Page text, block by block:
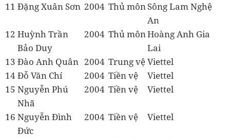
11 Đặng Xuân Sơn 2004 Thủ mônSông Lam Nghệ
An
12 Huỳnh Trần
Bảo Duy
2004 Thủ mônHoàng Anh Gia
Lai
13 Đào Anh Quân 2004 Trung vệViettel
14Đỗ Văn Chí 2004 Tiền vệ
Viettel
15 Nguyễn Phú
Nhã
2004 Tiền vệ Viettel
16 Nguyễn Đình
Đức
2004 Tiền vệ Viettel